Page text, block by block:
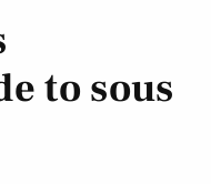
to sous